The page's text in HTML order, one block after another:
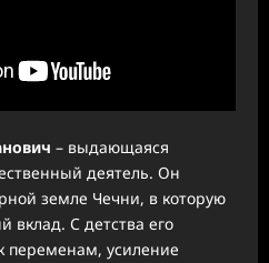
– выдающаяся
деятель. Он
земле Чечни, в которую
вклад. С детства его
переменам, усиление